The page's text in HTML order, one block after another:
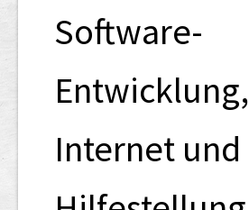
Software-
Entwicklung,
Internet und